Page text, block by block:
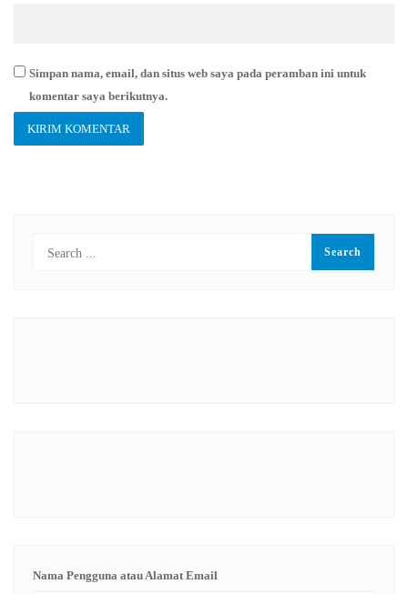
Simpan nama, email, dan situs web saya pada peramban ini untuk
komentar saya berikutnya.
Nama Pengguna atau Alamat Email